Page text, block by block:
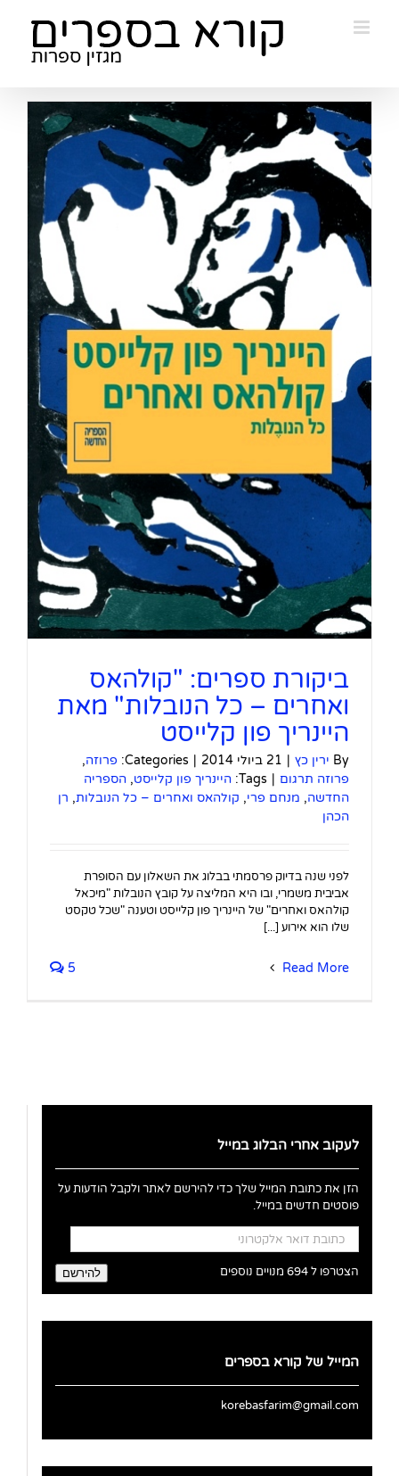
ביקורת ספרים: "קולהאס
ואחרים – כל הנובלות" מאת
היינריך פון קלייסט
By ירין כץ | 21 ביולי 2014 |
Categories: פרוזה,
פרוזה תרגום |
Tags: היינריך פון קלייסט, הספריה
החדשה, מנחם פרי, קולהאס ואחרים – כל הנובלות, רן
הכהן
לפני שנה בדיוק פרסמתי בבלוג את השאלון עם הסופרת
אביבית משמרי, ובו היא המליצה על קובץ הנובלות "מיכאל
קולהאס ואחרים" של היינריך פון קלייסט וטענה "שכל טקסט
שלו הוא אירוע [...]
Read More
5
לעקוב אחרי הבלוג במייל
הזן את כתובת המייל שלך כדי להירשם לאתר ולקבל הודעות על
פוסטים חדשים במייל.
כתובת
דואר
אלקטרוני
להירשם הצטרפו ל 694 מנויים נוספים
המייל של קורא בספרים
korebasfarim@gmail.com